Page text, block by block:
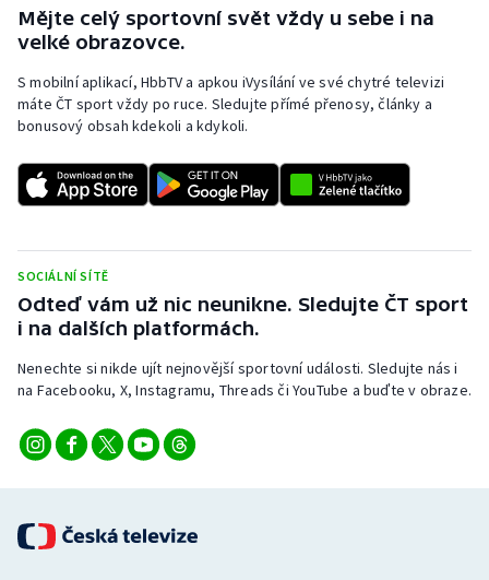
Mějte celý sportovní svět vždy u sebe i na
velké obrazovce.
S mobilní aplikací, HbbTV a apkou iVysílání ve své chytré televizi
máte ČT sport vždy po ruce. Sledujte přímé přenosy, články a
bonusový obsah kdekoli a kdykoli.
SOCIÁLNÍ SÍTĚ
Odteď vám už nic neunikne. Sledujte ČT sport
i na dalších platformách.
Nenechte si nikde ujít nejnovější sportovní události. Sledujte nás i
na Facebooku, X, Instagramu, Threads či YouTube a buďte v obraze.